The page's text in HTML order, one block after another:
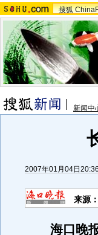
搜狐
新闻中
2007年01月04日20:36
来源
海口晚